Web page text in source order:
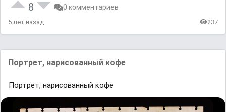
8 0 комментариев
5 лет назад 237
Портрет, нарисованный кофе
Портрет, нарисованный кофе